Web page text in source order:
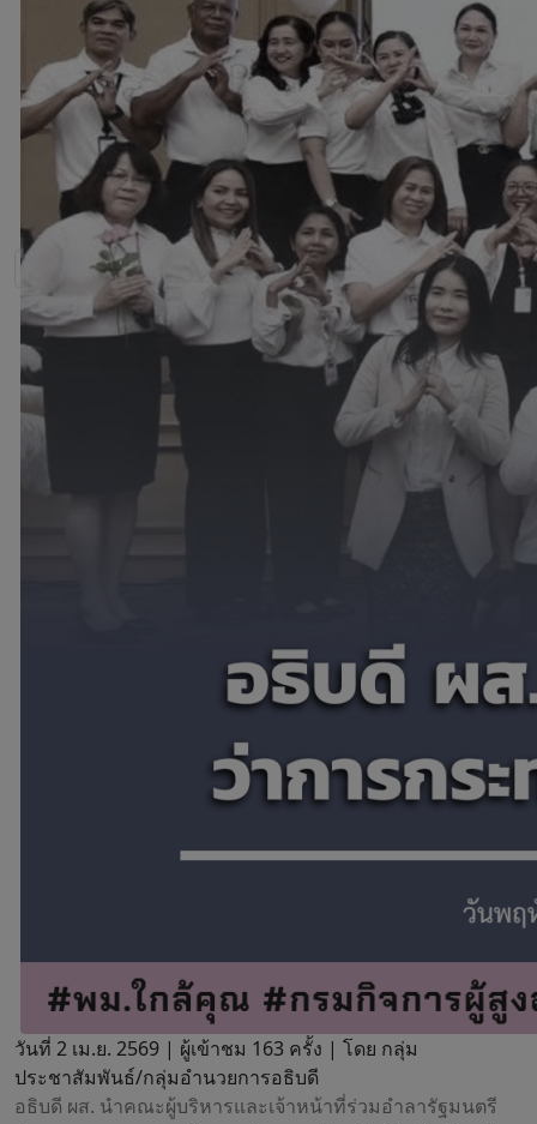
วันที่ 2 เม.ย. 2569 | ผู้เข้าชม 163 ครั้ง | โดย กลุ่ม
ประชาสัมพันธ์/กลุ่มอำนวยการอธิบดี
อธิบดี ผส. นำคณะผู้บริหารและเจ้าหน้าที่ร่วมอำลารัฐมนตรี